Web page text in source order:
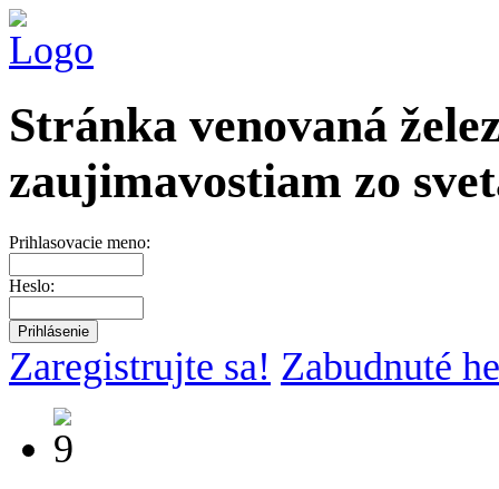
Stránka venovaná
zaujimavostiam zo
Prihlasovacie meno:
Heslo:
Zaregistrujte sa! Zabudnuté